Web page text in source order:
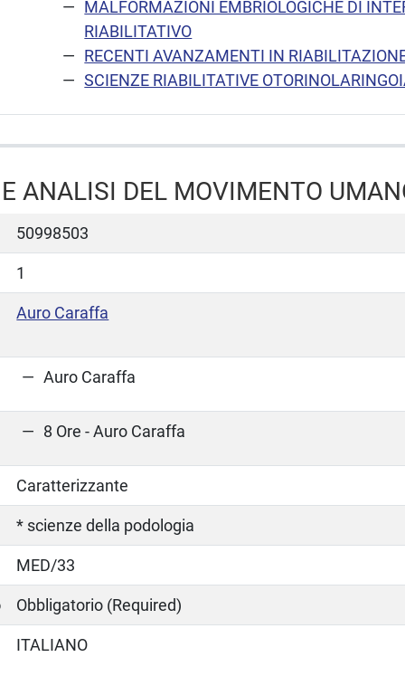
MALFORMAZIONI EMBRIOLOGICHE DI
RIABILITATIVO
RECENTI AVANZAMENTI IN
SCIENZE RIABILITATIVE
ANALISI DEL MOVIMENTO
50998503
1
Auro Caraffa
Auro Caraffa
8 Ore - Auro Caraffa
Caratterizzante
* scienze della podologia
MED/33
Obbligatorio (Required)
ITALIANO